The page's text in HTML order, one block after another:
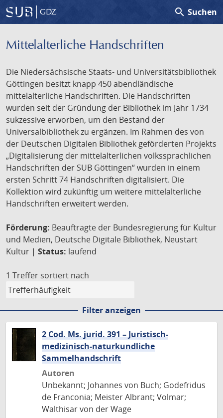
GDZ search Suchen
Mittelalterliche Handschriften
Die Niedersächsische Staats- und Universitätsbibliothek
Göttingen besitzt knapp 450 abendländische
mittelalterliche Handschriften. Die Handschriften
wurden seit der Gründung der Bibliothek im Jahr 1734
sukzessive erworben, um den Bestand der
Universalbibliothek zu ergänzen. Im Rahmen des von
der Deutschen Digitalen Bibliothek geförderten Projekts
„Digitalisierung der mittelalterlichen volkssprachlichen
Handschriften der SUB Göttingen“ wurden in einem
ersten Schritt 74 Handschriften digitalisiert. Die
Kollektion wird zukünftig um weitere mittelalterliche
Handschriften erweitert werden.
Förderung: Beauftragte der Bundesregierung für Kultur
und Medien, Deutsche Digitale Bibliothek, Neustart
Kultur | Status: laufend
1 Treffer sortiert nach
Filter anzeigen
2 Cod. Ms. jurid. 391 – Juristisch-
medizinisch-naturkundliche
Sammelhandschrift
Autoren
Unbekannt; Johannes von Buch; Godefridus
de Franconia; Meister Albrant; Volmar;
Walthisar von der Wage